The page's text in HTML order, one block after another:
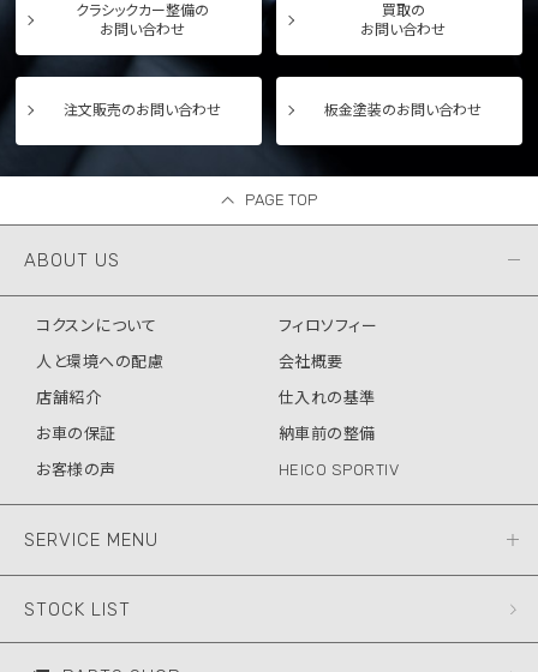
クラシックカー整備の
お問い合わせ
買取の
お問い合わせ
注文販売のお問い合わせ 板金塗装のお問い合わせ
PAGE TOP
ABOUT US
コクスンについて
フィロソフィー
人と環境への配慮
会社概要
店舗紹介
仕入れの基準
お車の保証
納車前の整備
お客様の声
HEICO SPORTIV
SERVICE MENU
STOCK LIST